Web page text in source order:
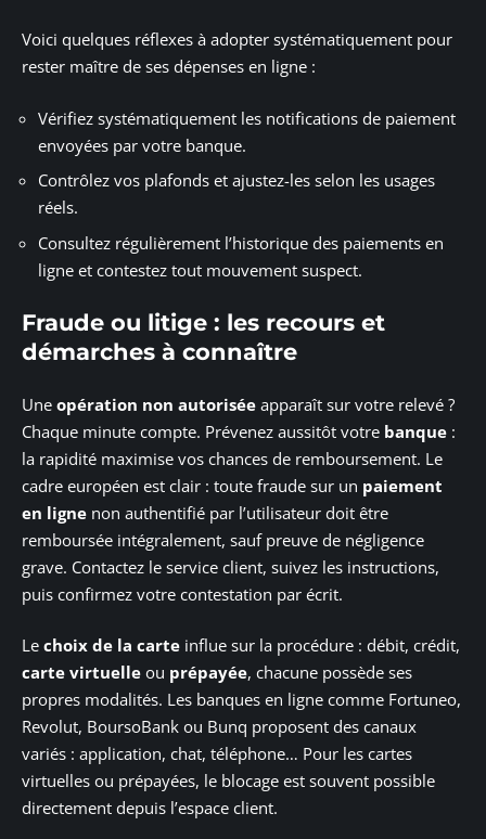
Voici quelques réflexes à adopter systématiquement pour
rester maître de ses dépenses en ligne :
Vérifiez systématiquement les notifications de paiement
envoyées par votre banque.
Contrôlez vos plafonds et ajustez-les selon les usages
réels.
Consultez régulièrement l’historique des paiements en
ligne et contestez tout mouvement suspect.
Fraude ou litige : les recours et
démarches à connaître
Une opération non autorisée apparaît sur votre relevé ?
Chaque minute compte. Prévenez aussitôt votre banque :
la rapidité maximise vos chances de remboursement. Le
cadre européen est clair : toute fraude sur un paiement
en ligne non authentifié par l’utilisateur doit être
remboursée intégralement, sauf preuve de négligence
grave. Contactez le service client, suivez les instructions,
puis confirmez votre contestation par écrit.
Le choix de la carte influe sur la procédure : débit, crédit,
carte virtuelle ou prépayée, chacune possède ses
propres modalités. Les banques en ligne comme Fortuneo,
Revolut, BoursoBank ou Bunq proposent des canaux
variés : application, chat, téléphone… Pour les cartes
virtuelles ou prépayées, le blocage est souvent possible
directement depuis l’espace client.